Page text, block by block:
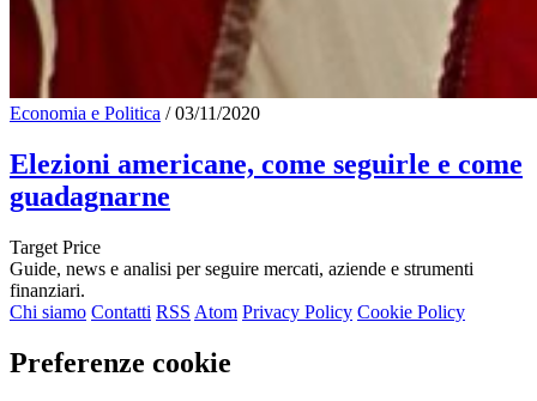
Economia e Politica / 03/11/2020
Elezioni americane, come seguirle e come
guadagnarne
Target Price
Guide, news e analisi per seguire mercati, aziende e strumenti
finanziari.
Chi siamo Contatti RSS Atom Privacy Policy Cookie Policy
Preferenze cookie